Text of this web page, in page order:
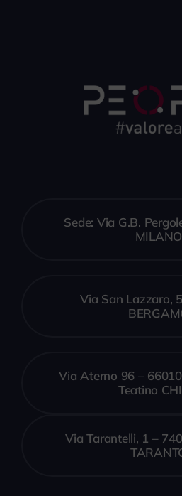
Sede: Via G.B.
MILANO
Via San Lazzaro,
Via Aterno 96 –
Teatino
Via Tarantelli, 1 –